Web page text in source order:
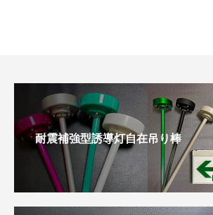
耐震補強型誘導灯自在吊り棒